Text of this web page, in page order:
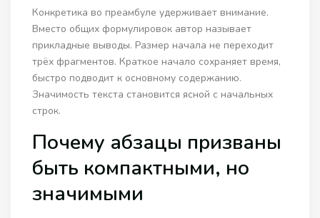
Конкретика во преамбуле удерживает внимание.
Вместо общих формулировок автор называет
прикладные выводы. Размер начала не переходит
трёх фрагментов. Краткое начало сохраняет время,
быстро подводит к основному содержанию.
Значимость текста становится ясной с начальных
строк.
Почему абзацы призваны
быть компактными, но
значимыми